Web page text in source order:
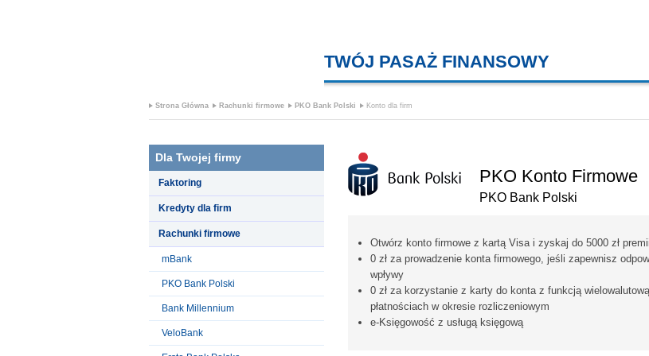
TWÓJ PASAŻ FINANSOWY
Strona Główna Rachunki firmowe PKO Bank Polski Konto dla firm
Dla Twojej firmy
Faktoring
Kredyty dla firm
Rachunki firmowe
mBank
PKO Bank Polski
Bank Millennium
VeloBank
PKO Konto Firmowe
PKO Bank Polski
Otwórz konto firmowe z kartą Visa i zyskaj do 5000 zł premii
0 zł za prowadzenie konta firmowego, jeśli zapewnisz
wpływy
0 zł za korzystanie z karty do konta z funkcją
płatnościach w okresie rozliczeniowym
e-Księgowość z usługą księgową